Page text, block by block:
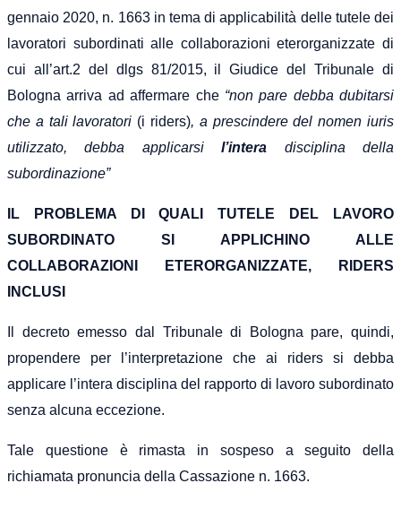
gennaio 2020, n. 1663 in tema di applicabilità delle tutele dei
lavoratori subordinati alle collaborazioni eterorganizzate di
cui all’art.2 del dlgs 81/2015, il Giudice del Tribunale di
Bologna arriva ad affermare che “non pare debba dubitarsi
che a tali lavoratori (i riders), a prescindere del nomen iuris
utilizzato, debba applicarsil’intera disciplina della
subordinazione”
L PROBLEMA DI QUALI TUTELE DEL LAVORO
SUBORDINATO SI APPLICHINO ALLE
COLLABORAZIONI ETERORGANIZZATE, RIDERS
INCLUSI
l decreto emesso dal Tribunale di Bologna pare, quindi,
propendere per l’interpretazione che ai riders si debba
applicare l’intera disciplina del rapporto di lavoro subordinato
senza alcuna eccezione.
Tale questione è rimasta in sospeso a seguito della
richiamata pronuncia della Cassazione n. 1663.